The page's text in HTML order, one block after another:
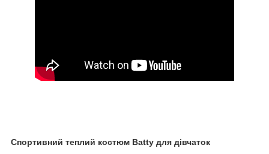
Спортивний теплий костюм Batty для дівчаток